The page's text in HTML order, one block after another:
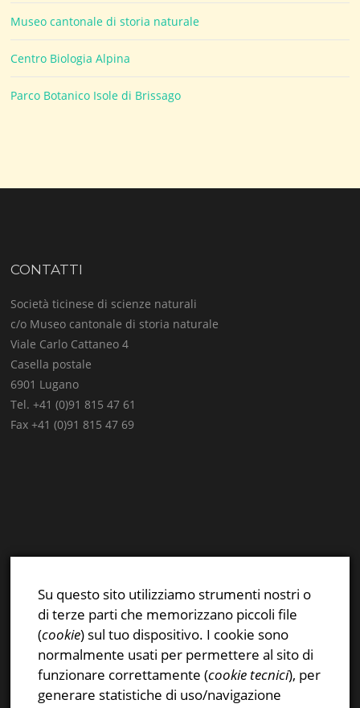
Museo cantonale di storia naturale
Centro Biologia Alpina
Parco Botanico Isole di Brissago
CONTATTI
Società ticinese di scienze naturali
c/o Museo cantonale di storia naturale
Viale Carlo Cattaneo 4
Casella postale
6901 Lugano
Tel. +41 (0)91 815 47 61
Fax +41 (0)91 815 47 69
Instagram
Privacy & Cookies Policy
Su questo sito utilizziamo strumenti nostri o
di terze parti che memorizzano piccoli file
(cookie) sul tuo dispositivo. I cookie sono
normalmente usati per permettere al sito di
funzionare correttamente (cookie tecnici), per
generare statistiche di uso/navigazione